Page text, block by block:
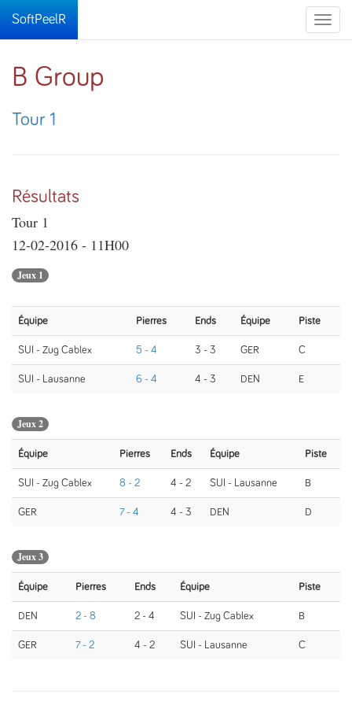
Toggle
SoftPeelR
B Group
Tour 1
Résultats
Tour 1
12-02-2016 - 11H00
Jeux 1
Équipe Pierres Ends Équipe Piste
SUI - Zug Cablex 5 - 4 3 - 3 GER C
SUI - Lausanne 6 - 4 4 - 3 DEN E
Jeux 2
Équipe Pierres Ends Équipe Piste
SUI - Zug Cablex 8 - 2 4 - 2 SUI - Lausanne B
GER 7 - 4 4 - 3 DEN D
Jeux 3
Équipe Pierres Ends Équipe Piste
DEN 2 - 8 2 - 4 SUI - Zug Cablex B
GER 7 - 2 4 - 2 SUI - Lausanne C